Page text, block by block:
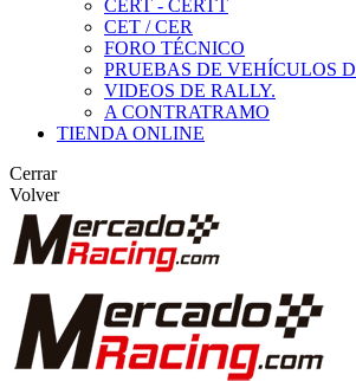
CERT - CERTT
CET / CER
FORO TÉCNICO
PRUEBAS DE VEHÍCULOS
VIDEOS DE RALLY.
A CONTRATRAMO
TIENDA ONLINE
Cerrar
Volver